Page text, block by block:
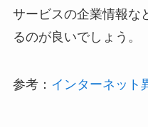
サービスの企業情報な
るのが良いでしょう。
参考： インターネット